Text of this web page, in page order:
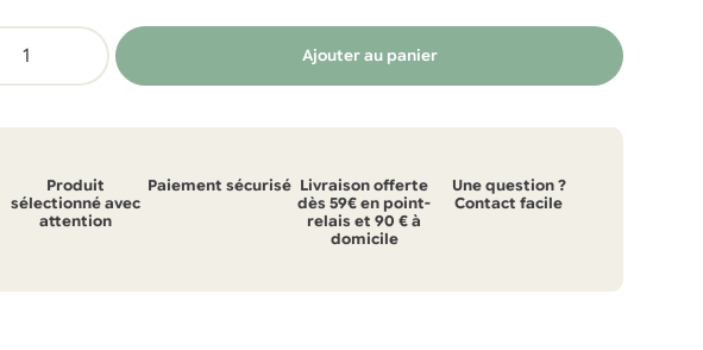
Ajouter au panier
Produit
sélectionné avec
attention
Paiement sécurisé Livraison offerte
dès 59€ en point-
relais et 90 € à
domicile
Une question ?
Contact facile